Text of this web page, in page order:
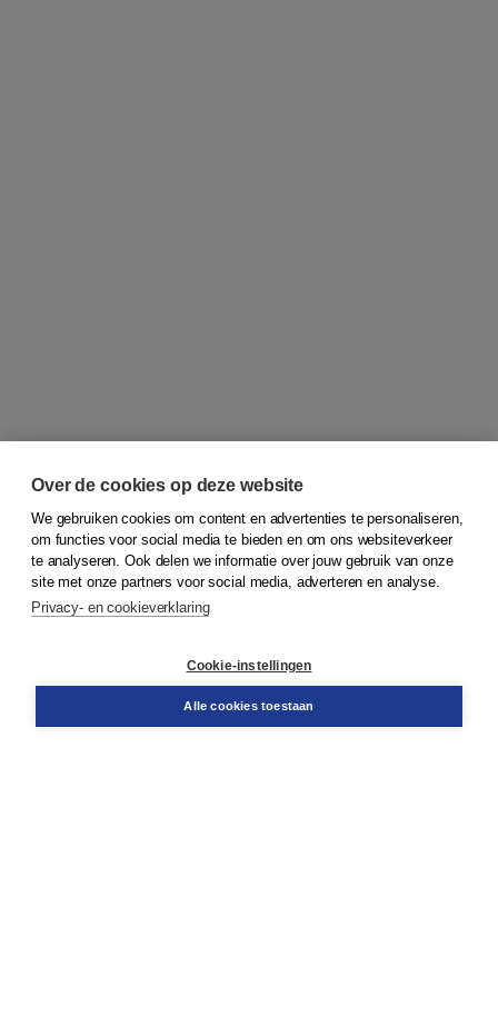
© 2026Koninklijke Boom uitgevers
Bestellen
Over de cookies op deze website
We gebruiken cookies om content en advertenties te personaliseren,
om functies voor social media te bieden en om ons websiteverkeer
te analyseren. Ook delen we informatie over jouw gebruik van onze
site met onze partners voor social media, adverteren en analyse.
Privacy- en cookieverklaring
Cookie-instellingen
Alle cookies toestaan